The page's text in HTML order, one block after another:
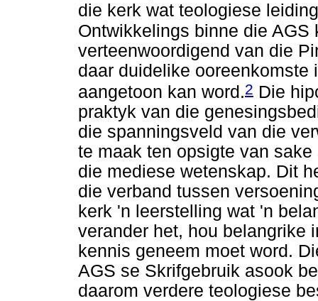
die kerk wat teologiese
Ontwikkelings binne die
verteenwoordigend van die
daar duidelike
aangetoon kan word.2 Die
praktyk van die
die spanningsveld van die
te maak ten opsigte van
die mediese wetenskap. Dit
die verband tussen
kerk 'n leerstelling wat 'n
verander het, hou belangrike
kennis geneem moet word.
AGS se Skrifgebruik asook
daarom verdere teologiese